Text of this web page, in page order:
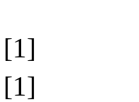
[1]
[1]